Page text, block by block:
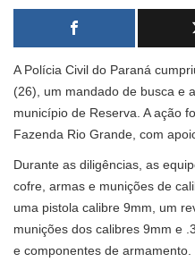
A Polícia Civil do Paraná
(26), um mandado de busca e
município de Reserva. A ação
Fazenda Rio Grande, com
Durante as diligências, as
cofre, armas e munições de
uma pistola calibre 9mm, um
munições dos calibres 9mm e
e componentes de armamento.